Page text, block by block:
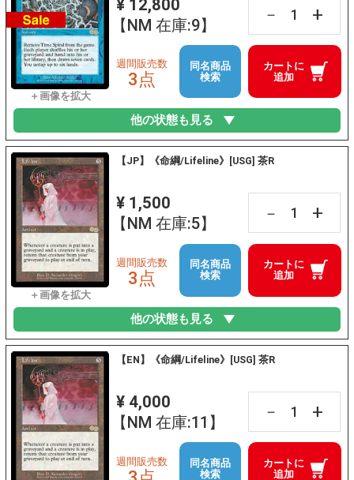
¥ 12,800
【NM 在庫:9】
－ +
カートに
追加
週間販売数
3点
同名商品
検索
他の状態も見る
【JP】《命綱/Lifeline》[USG] 茶R
¥ 1,500
【NM 在庫:5】
－ +
カートに
追加
週間販売数
3点
同名商品
検索
他の状態も見る
【EN】《命綱/Lifeline》[USG] 茶R
¥ 4,000
【NM 在庫:11】
－ +
カートに
追加
週間販売数
同名商品
検索